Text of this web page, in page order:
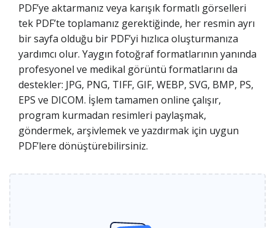
PDF’ye aktarmanız veya karışık formatlı görselleri
tek PDF’te toplamanız gerektiğinde, her resmin ayrı
bir sayfa olduğu bir PDF’yi hızlıca oluşturmanıza
yardımcı olur. Yaygın fotoğraf formatlarının yanında
profesyonel ve medikal görüntü formatlarını da
destekler: JPG, PNG, TIFF, GIF, WEBP, SVG, BMP, PS,
EPS ve DICOM. İşlem tamamen online çalışır,
program kurmadan resimleri paylaşmak,
göndermek, arşivlemek ve yazdırmak için uygun
PDF’lere dönüştürebilirsiniz.